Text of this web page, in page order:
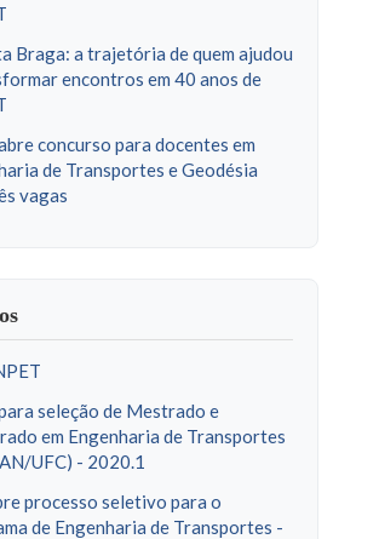
Braga: a trajetória de quem ajudou
encontros em 40 anos de
concurso para docentes em
de Transportes e Geodésia
vagas
seleção de Mestrado e
em Engenharia de Transportes
UFC) - 2020.1
processo seletivo para o
de Engenharia de Transportes -